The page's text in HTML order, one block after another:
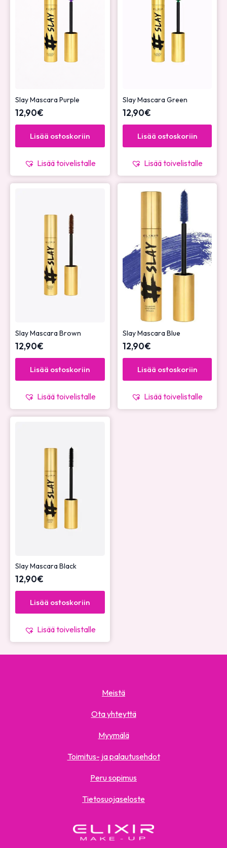
Slay Mascara Purple
12,90€
Lisää ostoskoriin
Lisää toivelistalle
Slay Mascara Green
12,90€
Lisää ostoskoriin
Lisää toivelistalle
Slay Mascara Brown
12,90€
Lisää ostoskoriin
Lisää toivelistalle
Slay Mascara Blue
12,90€
Lisää ostoskoriin
Lisää toivelistalle
Slay Mascara Black
12,90€
Lisää ostoskoriin
Lisää toivelistalle
Meistä
Ota yhteyttä
Myymälä
Toimitus- ja palautusehdot
Peru sopimus
Tietosuojaseloste